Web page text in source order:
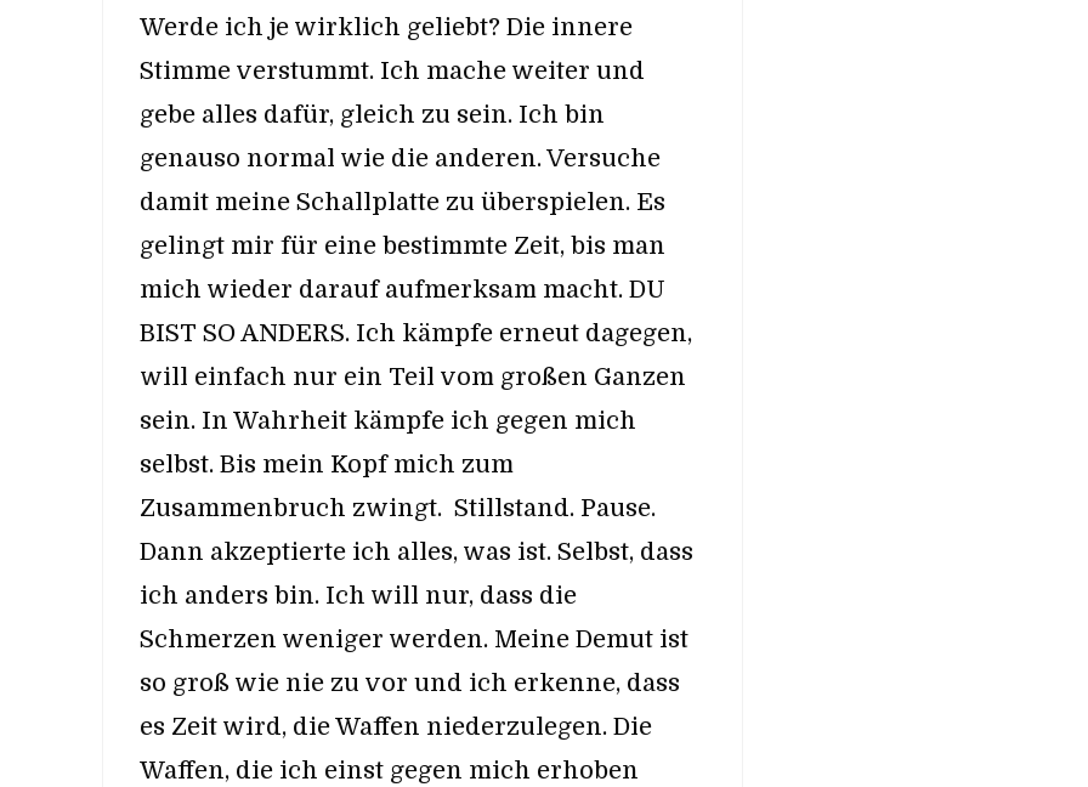
Werde ich je wirklich geliebt? Die innere
Stimme verstummt. Ich mache weiter und
gebe alles dafür, gleich zu sein. Ich bin
genauso normal wie die anderen. Versuche
damit meine Schallplatte zu überspielen. Es
gelingt mir für eine bestimmte Zeit, bis man
mich wieder darauf aufmerksam macht. DU
BIST SO ANDERS. Ich kämpfe erneut dagegen,
will einfach nur ein Teil vom großen Ganzen
sein. In Wahrheit kämpfe ich gegen mich
selbst. Bis mein Kopf mich zum
Zusammenbruch zwingt. Stillstand. Pause.
Dann akzeptierte ich alles, was ist. Selbst, dass
ich anders bin. Ich will nur, dass die
Schmerzen weniger werden. Meine Demut ist
so groß wie nie zu vor und ich erkenne, dass
es Zeit wird, die Waffen niederzulegen. Die
Waffen, die ich einst gegen mich erhoben